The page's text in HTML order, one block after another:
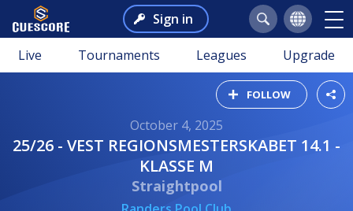
Sign in
Live Tournaments Leagues Upgrade
FOLLOW
October 4, 2025
25/26 - VEST REGIONSMESTERSKABET 14.1 -
KLASSE M
Straightpool